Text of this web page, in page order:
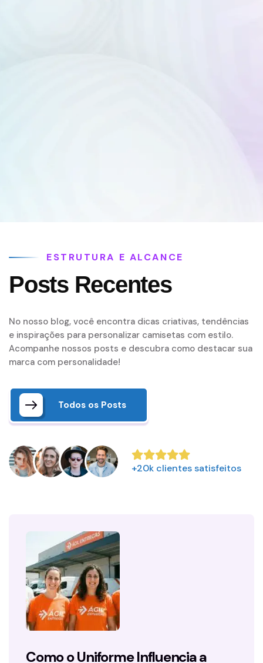
ESTRUTURA E ALCANCE
Posts Recentes
No nosso blog, você encontra dicas criativas, tendências
e inspirações para personalizar camisetas com estilo.
Acompanhe nossos posts e descubra como destacar sua
marca com personalidade!
Todos os Posts
+20k clientes satisfeitos
Como o Uniforme Influencia a